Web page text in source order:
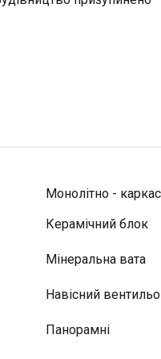
Монолітно -
Керамічний блок
Мінеральна вата
Навісний
Панорамні